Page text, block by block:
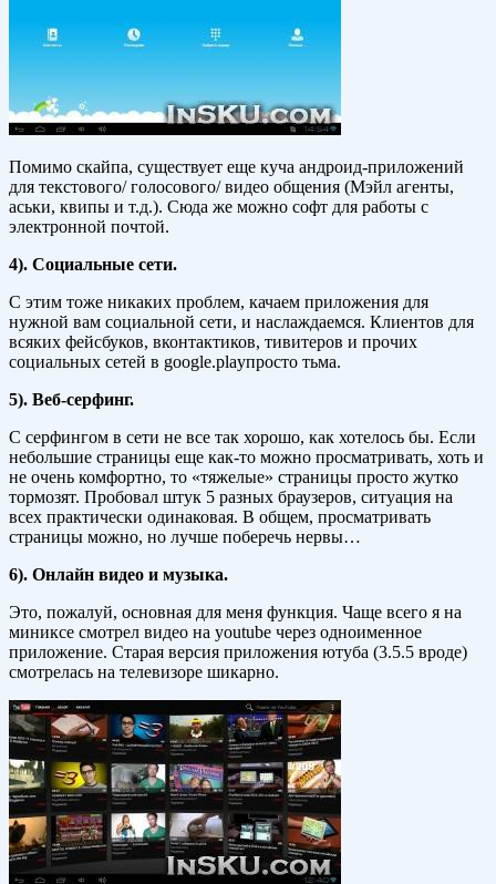
Помимо скайпа, существует еще куча андроид-приложений
для текстового/ голосового/ видео общения (Мэйл агенты,
аськи, квипы и т.д.). Сюда же можно софт для работы с
электронной почтой.
4). Социальные сети.
С этим тоже никаких проблем, качаем приложения для
нужной вам социальной сети, и наслаждаемся. Клиентов для
всяких фейсбуков, вконтактиков, тивитеров и прочих
социальных сетей в google.playпросто тьма.
5). Веб-серфинг.
С серфингом в сети не все так хорошо, как хотелось бы. Если
небольшие страницы еще как-то можно просматривать, хоть и
не очень комфортно, то «тяжелые» страницы просто жутко
тормозят. Пробовал штук 5 разных браузеров, ситуация на
всех практически одинаковая. В общем, просматривать
страницы можно, но лучше поберечь нервы…
6). Онлайн видео и музыка.
Это, пожалуй, основная для меня функция. Чаще всего я на
миниксе смотрел видео на youtube через одноименное
приложение. Старая версия приложения ютуба (3.5.5 вроде)
смотрелась на телевизоре шикарно.